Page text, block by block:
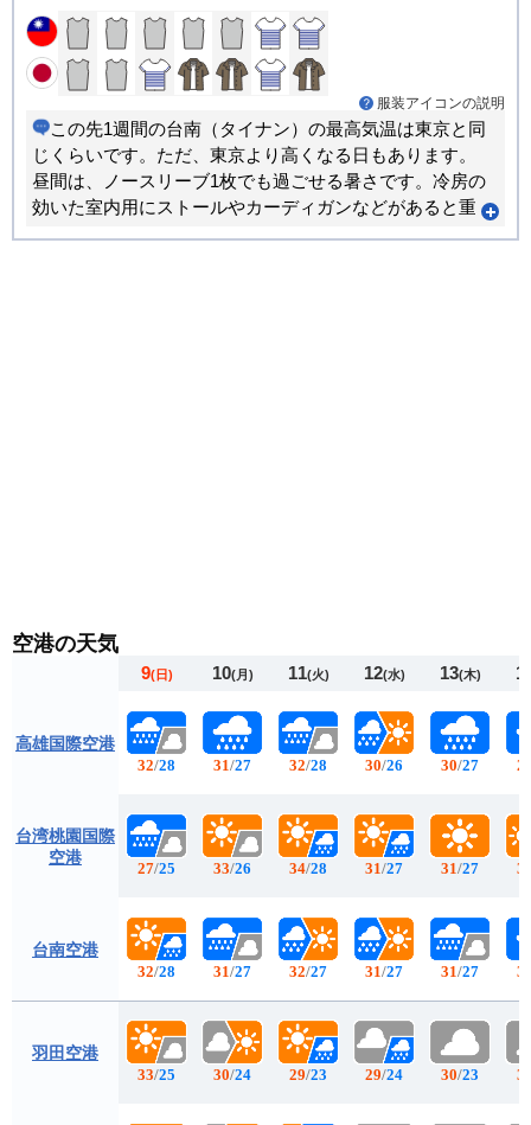
服装アイコンの説明
この先1週間の台南（タイナン）の最高気温は東京と同
じくらいです。ただ、東京より高くなる日もあります。
昼間は、ノースリーブ1枚でも過ごせる暑さです。冷房の
効いた室内用にストールやカーディガンなどがあると重
空港の天気
高雄国際空港
台湾桃園国際
空港
台南空港
羽田空港
9(日)
32/28
27/25
32/28
33/25
10(月)
31/27
33/26
31/27
30/24
11(火)
32/28
34/28
32/27
29/23
12(水)
30/26
31/27
31/27
29/24
13(木)
30/27
31/27
31/27
30/23